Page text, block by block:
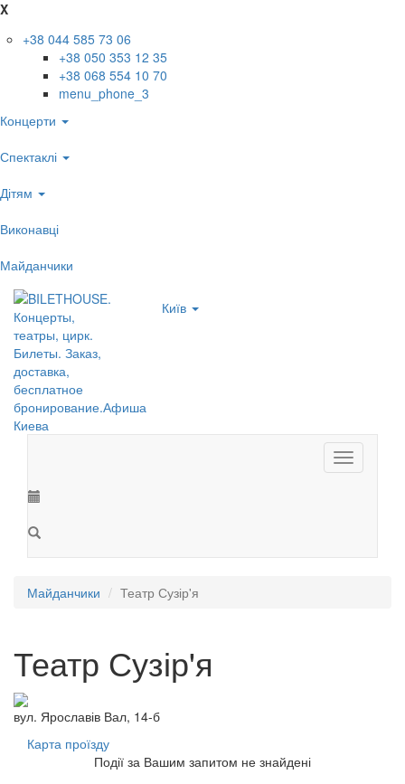
X
+38 044 585 73 06
+38 050 353 12 35
+38 068 554 10 70
menu_phone_3
Концерти
Спектаклі
Дітям
Виконавці
Майданчики
Київ
Toggle
navigation
Майданчики Театр Сузір'я
Театр Сузір'я
вул. Ярославів Вал, 14-б
Карта проїзду
Події за Вашим запитом не знайдені